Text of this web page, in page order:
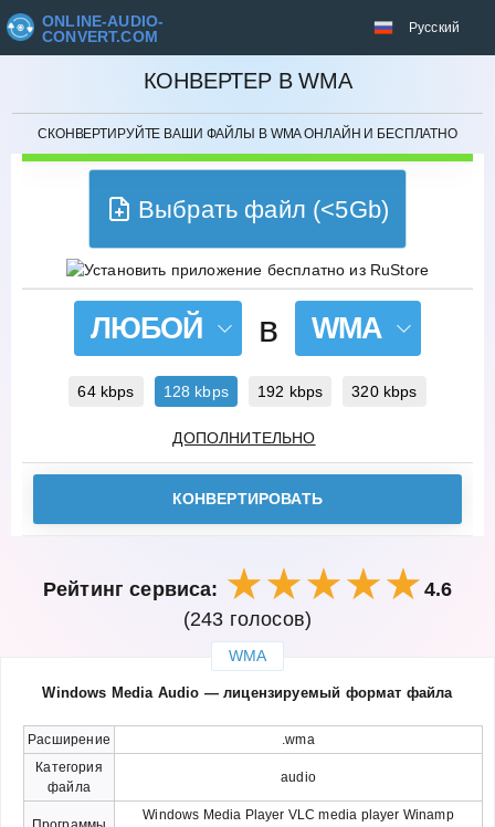
ONLINE-AUDIO-
CONVERT.COM
Русский
КОНВЕРТЕР В WMA
СКОНВЕРТИРУЙТЕ ВАШИ ФАЙЛЫ В WMA ОНЛАЙН И БЕСПЛАТНО
Выбрать файл (<5Gb)
ЛЮБОЙ в WMA
64 kbps 128 kbps 192 kbps 320 kbps
ДОПОЛНИТЕЛЬНО
КОНВЕРТИРОВАТЬ
Рейтинг сервиса:
4.6
(243 голосов)
WMA
Windows Media Audio — лицензируемый формат файла
Расширение
.wma
Категория
файла
audio
Windows Media Player VLC media player Winamp